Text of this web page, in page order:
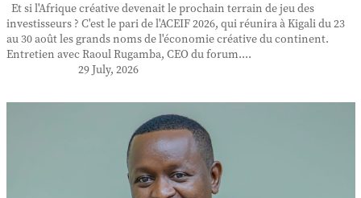
Et si l'Afrique créative devenait le prochain terrain de jeu des
investisseurs ? C'est le pari de l'ACEIF 2026, qui réunira à Kigali du 23
au 30 août les grands noms de l'économie créative du continent.
Entretien avec Raoul Rugamba, CEO du forum....
29 July, 2026